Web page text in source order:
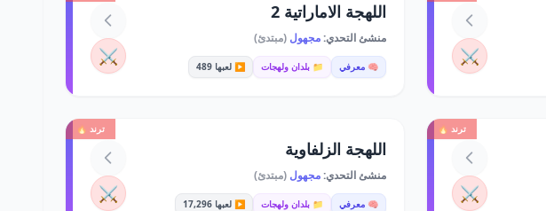
⚔️
اللهجة الاماراتية 2
منشئ التحدي:مجهول (مبتدئ)
🧠 معرفي 📁 بلدان ولهجات ▶️ لعبها 489 ⚔️
ترند 🔥
⚔️
ترند 🔥
اللهجة الزلفاوية
منشئ التحدي:مجهول (مبتدئ)
🧠 معرفي 📁 بلدان ولهجات ▶️ لعبها 17,296 ⚔️